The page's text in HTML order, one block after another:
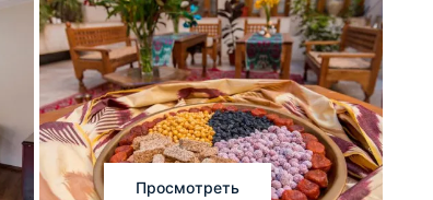
Просмотреть